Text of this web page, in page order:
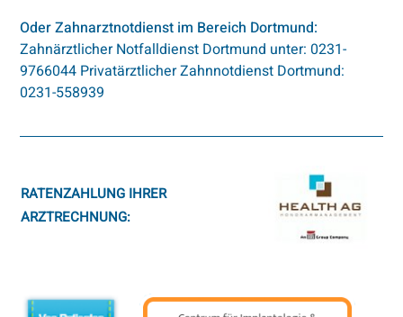
Oder Zahnarztnotdienst im Bereich Dortmund:
Zahnärztlicher Notfalldienst Dortmund unter:0231-
9766044 Privatärztlicher Zahnnotdienst Dortmund:
0231-558939
RATENZAHLUNG IHRER
ARZTRECHNUNG: